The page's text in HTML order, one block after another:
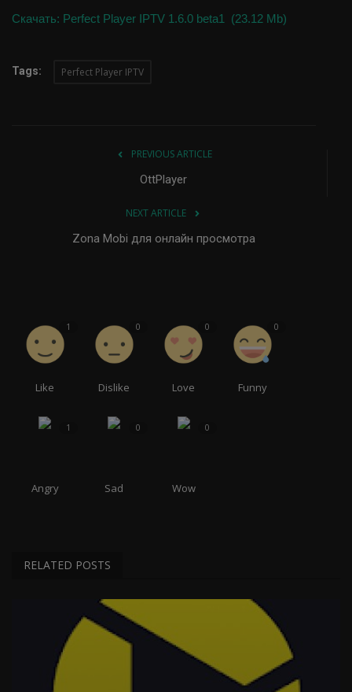
Скачать: Perfect Player IPTV 1.6.0 beta1 (23.12 Mb)
Tags: Perfect Player IPTV
PREVIOUS ARTICLE
OttPlayer
NEXT ARTICLE
Zona Mobi для онлайн просмотра
1
Like
0
Dislike
0
Love
0
Funny
1
Angry
0
Sad
0
Wow
RELATED POSTS